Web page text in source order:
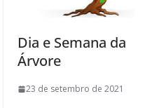
Dia e Semana da
Árvore
23 de setembro de 2021